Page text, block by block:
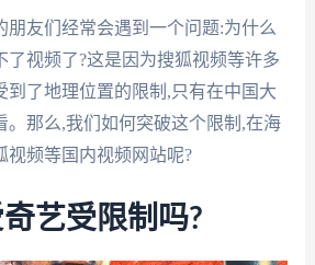
朋友们经常会遇到一个问题:为什么
了视频了?这是因为搜狐视频等许多
到了地理位置的限制,只有在中国大
。那么,我们如何突破这个限制,在海
视频等国内视频网站呢?
艺受限制吗?